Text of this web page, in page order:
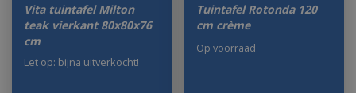
Vita tuintafel Milton
teak vierkant 80x80x76
cm
Let op: bijna uitverkocht!
Tuintafel Rotonda 120
cm crème
Op voorraad